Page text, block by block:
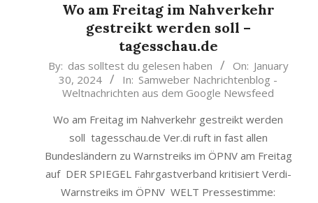
Wo am Freitag im Nahverkehr
gestreikt werden soll –
tagesschau.de
2024-
By: das solltest du gelesen haben On: January
30, 2024
In: Samweber Nachrichtenblog -
Weltnachrichten aus dem Google Newsfeed
Wo am Freitag im Nahverkehr gestreikt werden
soll tagesschau.de Ver.di ruft in fast allen
Bundesländern zu Warnstreiks im ÖPNV am Freitag
auf DER SPIEGEL Fahrgastverband kritisiert Verdi-
Warnstreiks im ÖPNV WELT Pressestimme: